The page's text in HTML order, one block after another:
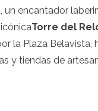
encantador
Torre del
la Plaza Belavista,
y tiendas de